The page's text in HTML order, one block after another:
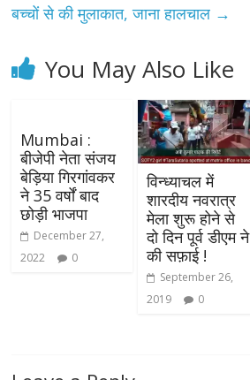
बच्चों से की मुलाकात, जाना हालचाल →
You May Also Like
Mumbai :
बीजेपी नेता संजय
बेड़िया गिरगांवकर
ने 35 वर्षों बाद
छोड़ी भाजपा
December 27,
2022
0
विन्ध्याचल में
शारदीय नवरात्र
मेला शुरू होने से
दो दिन पूर्व डीएम ने
की सफ़ाई !
September 26,
2019
0